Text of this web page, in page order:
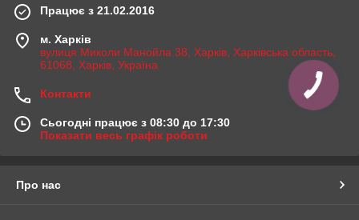
Працює з 21.02.2016
м. Харків
вулиця Миколи Манойла 38, Харків, Харківська область,
61068, Харків, Україна
Контакти
Сьогодні працює з 08:30 до 17:30
Показати весь графік роботи
Про нас